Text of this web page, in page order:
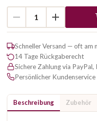
Schneller Versand — oft am
14 Tage Rückgaberecht
Sichere Zahlung via
Persönlicher Kundenservice
Beschreibung Zubehör